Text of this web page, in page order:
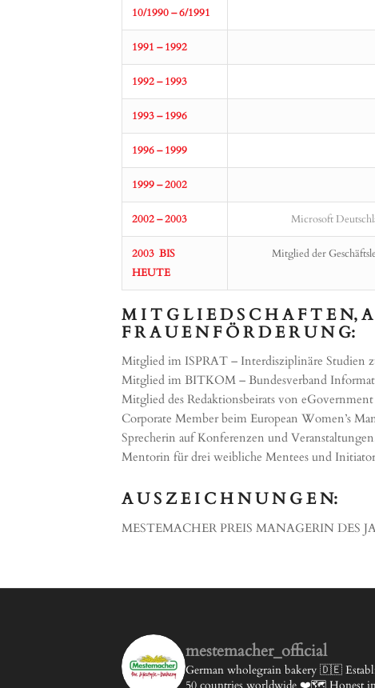
10/1990 – 6/1991
1991 – 1992
1992 – 1993
1993 – 1996
1996 – 1999
1999 – 2002
2002 – 2003 Microsoft
2003 BIS
HEUTE
Mitglied der
M I T G L I E D S C H A F T E N,
F R A U E N F Ö R D E R U N G:
Mitglied im ISPRAT – Interdisziplinäre Studien
Mitglied im BITKOM – Bundesverband
Mitglied des Redaktionsbeirats von
Corporate Member beim European Women’s
Sprecherin auf Konferenzen und
Mentorin für drei weibliche Mentees und
A U S Z E I C H N U N G E N:
MESTEMACHER PREIS MANAGERIN DES
mestemacher_official
German wholegrain bakery 🇩🇪